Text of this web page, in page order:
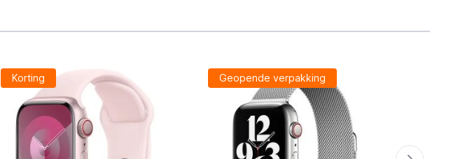
Korting Geopende verpakking